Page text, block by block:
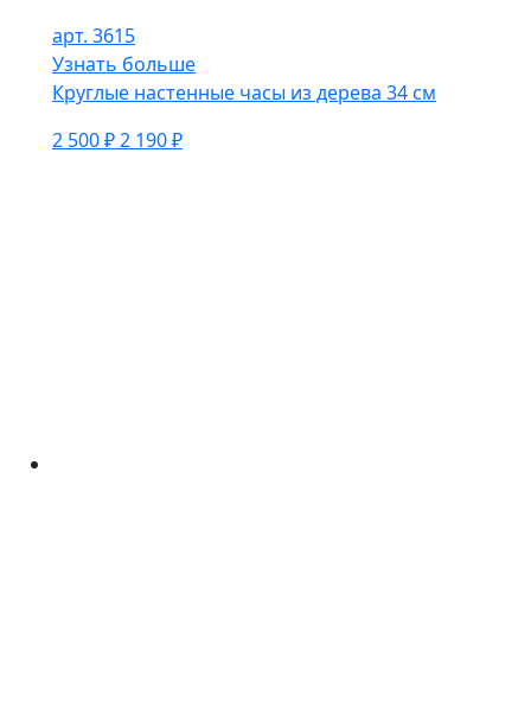
арт. 3615
Узнать больше
Круглые настенные часы из дерева 34 см
2 500 ₽2 190 ₽